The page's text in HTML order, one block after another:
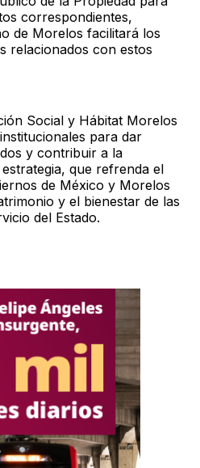
correspondientes,
de Morelos facilitará los
relacionados con estos
Social y Hábitat Morelos
para dar
y contribuir a la
que refrenda el
de México y Morelos
y el bienestar de las
del Estado.